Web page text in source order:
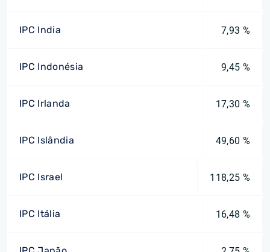
IPC India 7,93 %
IPC Indonésia 9,45 %
IPC Irlanda 17,30 %
IPC Islândia 49,60 %
IPC Israel 118,25 %
IPC Itália 16,48 %